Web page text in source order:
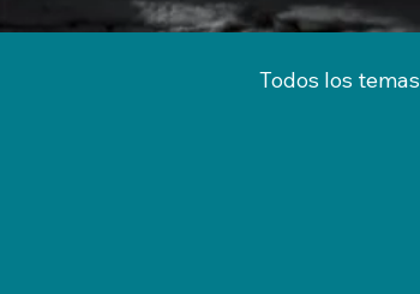
Todos los temas